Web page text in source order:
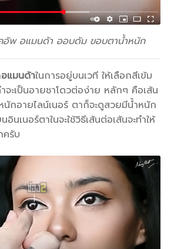
อัพ อแมนด้า ออบดัม ขอบตาน้ำหนัก
อแมนด้าในการอยู่บนเวที ให้เลือกสีเข้ม
จะเป็นอายชาโดวต่อง่าย หลักๆ คือเส้น
นักอายไลน์เนอร์ ตาก็จะดูสวยมีน้ำหนัก
นเนอร์ตาในจะใช้วิธีเส้นต่อเส้นจะทำให้
รับ